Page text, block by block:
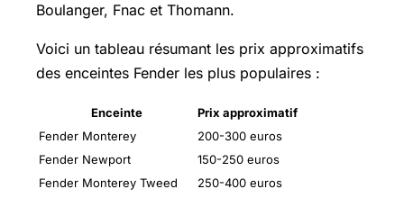
Boulanger, Fnac et Thomann.
Voici un tableau résumant les prix approximatifs
des enceintes Fender les plus populaires :
Enceinte
Prix approximatif
Fender Monterey
200-300 euros
Fender Newport
150-250 euros
Fender Monterey Tweed
250-400 euros